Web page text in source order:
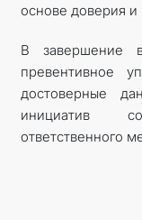
основе доверия и
В завершение
превентивное
достоверные
инициатив
ответственного